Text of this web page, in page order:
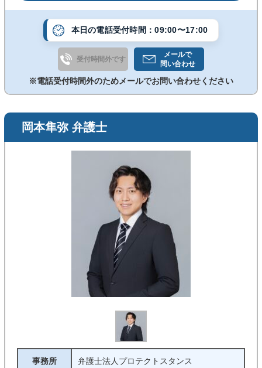
分割後払い相談可◆
本日の電話受付時間：09:00〜17:00
受付時間外です
メールで
問い合わせ
※電話受付時間外のためメールでお問い合わせください
岡本隼弥 弁護士
事務所 弁護士法人プロテクトスタンス